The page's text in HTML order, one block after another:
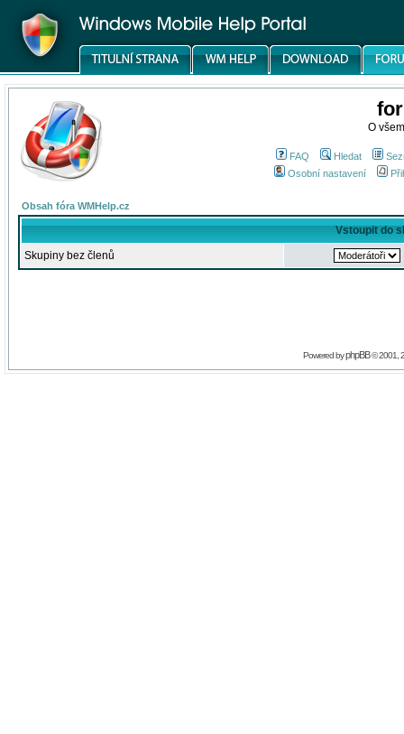
O
FAQ Hledat
Osobní nastavení
Obsah fóra WMHelp.cz
Vstoupit do
Skupiny bez členů
Powered byphpBB© 2001,